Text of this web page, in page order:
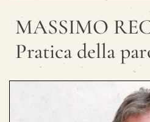
MASSIMO
Pratica della